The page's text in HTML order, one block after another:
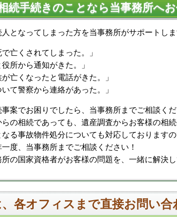
続手続きのことなら当事務所へ
となってしまった方を当事務所がサポートしま
亡くされてしまった。」
所から通知がきた。」
亡くなったと電話がきた。」
て警察から連絡があった。」
案でお困りでしたら、当事務所までご相談くだ
の相続であっても、遺産調査からお客様の相続
る事故物件処分についても対応しております
度、当事務所までご相談ください！
の国家資格者がお客様の問題を、一緒に解決し
各オフィスまで直接お問い合